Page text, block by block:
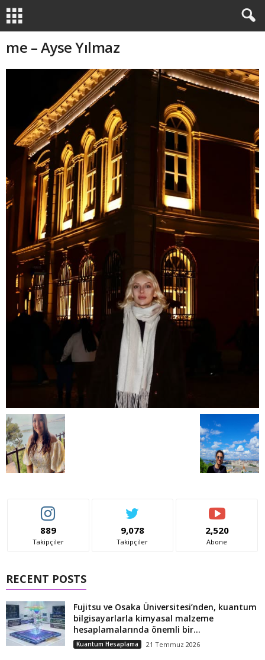
me – Ayse Yılmaz
889
Takipçiler
9,078
Takipçiler
2,520
Abone
RECENT POSTS
Fujitsu ve Osaka Üniversitesi’nden, kuantum
bilgisayarlarla kimyasal malzeme
hesaplamalarında önemli bir...
Kuantum Hesaplama 21 Temmuz 2026